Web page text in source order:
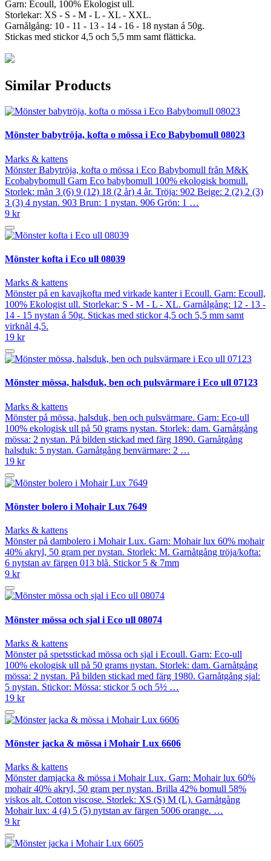
Garn: Ecoull, 100% Ekologist ull.
Storlekar: XS - S - M - L - XL - XXL.
Garnålgång: 10 - 11 - 13 - 14 - 16 - 18 nystan á 50g.
Stickas med stickor 4,5 och 5,5 mm samt flätticka.
Similar Products
Mönster babytröja, kofta o mössa i Eco Babybomull 08023
Marks & kattens
Mönster Babytröja, kofta o mössa i Eco Babybomull från M&K
Ecobabybomull Garn Eco babybomull 100% ekologisk bomull.
Storlek: mån 3 (6) 9 (12) 18 (2 år) 4 år. Tröja: 902 Beige: 2 (2) 2 (3)
3 (3) 4 nystan. 903 Brun: 1 nystan. 906 Grön: 1 …
9 kr
Mönster kofta i Eco ull 08039
Marks & kattens
Mönster på en kavajkofta med virkade kanter i Ecoull. Garn: Ecoull,
100% Ekologist ull. Storlekar: S - M - L - XL. Garnålgång: 12 - 13 -
14 - 15 nystan á 50g. Stickas med stickor 4,5 och 5,5 mm samt
virknål 4,5.
19 kr
Mönster mössa, halsduk, ben och pulsvärmare i Eco ull 07123
Marks & kattens
Mönster på mössa, halsduk, ben och pulsvärmare. Garn: Eco-ull
100% ekologisk ull på 50 grams nystan. Storlek: dam. Garnåtgång
mössa: 2 nystan. På bilden stickad med färg 1890. Garnåtgång
halsduk: 5 nystan. Garnåtgång benvärmare: 2 …
19 kr
Mönster bolero i Mohair Lux 7649
Marks & kattens
Mönster på dambolero i Mohair Lux. Garn: Mohair lux 60% mohair
40% akryl, 50 gram per nystan. Storlek: M. Garnåtgång tröja/kofta:
6 nytstan av färgen 013 blå. Stickor 5 & 7mm
9 kr
Mönster mössa och sjal i Eco ull 08074
Marks & kattens
Mönster på spetsstickad mössa och sjal i Ecoull. Garn: Eco-ull
100% ekologisk ull på 50 grams nystan. Storlek: dam. Garnåtgång
mössa: 2 nystan. På bilden stickad med färg 1980. Garnåtgång sjal:
5 nystan. Stickor: Mössa: stickor 5 och 5½ …
19 kr
Mönster jacka & mössa i Mohair Lux 6606
Marks & kattens
Mönster damjacka & mössa i Mohair Lux. Garn: Mohair lux 60%
mohair 40% akryl, 50 gram per nystan. Brilla 42% bomull 58%
viskos alt. Cotton viscose. Storlek: XS (S) M (L). Garnåtgång
Mohair lux: 4 (4) 5 (5) nytstan av färgen 5006 orange. …
9 kr